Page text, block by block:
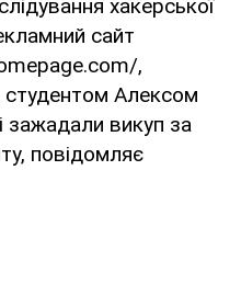
хакерської
сайт
,
Алексом
зажадали викуп за
повідомляє